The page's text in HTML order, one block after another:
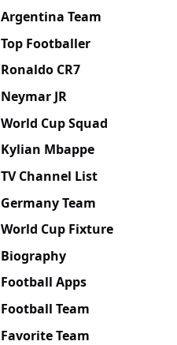
Argentina Team
Top Footballer
Ronaldo CR7
Neymar JR
World Cup Squad
Kylian Mbappe
TV Channel List
Germany Team
World Cup Fixture
Biography
Football Apps
Football Team
Favorite Team